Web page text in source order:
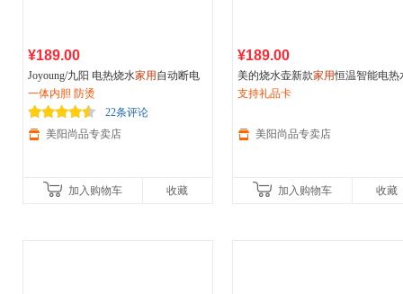
¥189.00
Joyoung/九阳 电热烧水家用 自动断电
保温304不锈钢开水壶 8小时后仍有温
度、304食品级
一体内胆 防烫
22条评论
美阳尚品专卖店
加入购物车 收藏
¥189.00
美的烧水壶新款家用恒温智能电热
壶316有钛电水壶保温一体
支持礼品卡
美阳尚品专卖店
加入购物车 收藏